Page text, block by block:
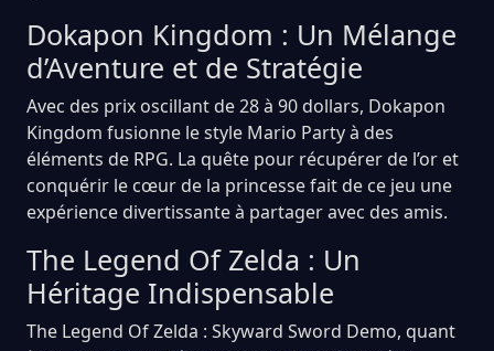
Dokapon Kingdom : Un Mélange
d’Aventure et de Stratégie
Avec des prix oscillant de 28 à 90 dollars, Dokapon
Kingdom fusionne le style Mario Party à des
éléments de RPG. La quête pour récupérer de l’or et
conquérir le cœur de la princesse fait de ce jeu une
expérience divertissante à partager avec des amis.
The Legend Of Zelda : Un
Héritage Indispensable
The Legend Of Zelda : Skyward Sword Demo, quant